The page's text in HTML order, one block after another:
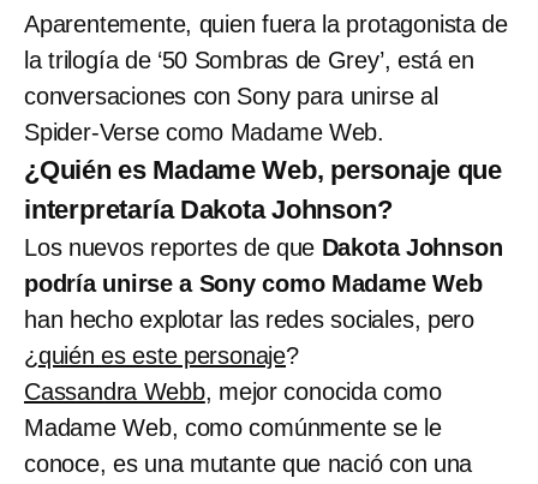
Aparentemente, quien fuera la protagonista de
la trilogía de ‘50 Sombras de Grey’, está en
conversaciones con Sony para unirse al
Spider-Verse como Madame Web.
¿Quién es Madame Web, personaje que
interpretaría Dakota Johnson?
Los nuevos reportes de que Dakota Johnson
podría unirse a Sony como Madame Web
han hecho explotar las redes sociales, pero
¿quién es este personaje?
Cassandra Webb, mejor conocida como
Madame Web, como comúnmente se le
conoce, es una mutante que nació con una